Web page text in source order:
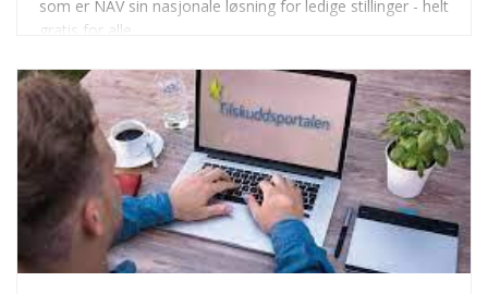
som er NAV sin nasjonale løsning for ledige stillinger - helt
gratis for alle.